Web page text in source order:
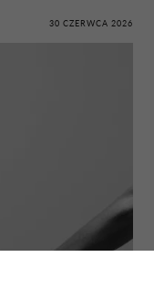
30 CZERWCA 2026